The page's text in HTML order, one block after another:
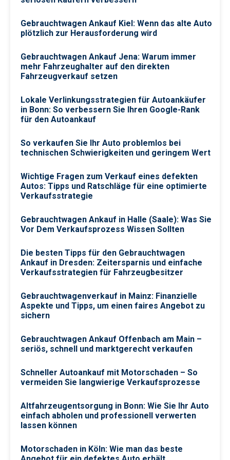
Gebrauchtwagen Ankauf Kiel: Wenn das alte Auto
plötzlich zur Herausforderung wird
Gebrauchtwagen Ankauf Jena: Warum immer
mehr Fahrzeughalter auf den direkten
Fahrzeugverkauf setzen
Lokale Verlinkungsstrategien für Autoankäufer
in Bonn: So verbessern Sie Ihren Google-Rank
für den Autoankauf
So verkaufen Sie Ihr Auto problemlos bei
technischen Schwierigkeiten und geringem Wert
Wichtige Fragen zum Verkauf eines defekten
Autos: Tipps und Ratschläge für eine optimierte
Verkaufsstrategie
Gebrauchtwagen Ankauf in Halle (Saale): Was Sie
Vor Dem Verkaufsprozess Wissen Sollten
Die besten Tipps für den Gebrauchtwagen
Ankauf in Dresden: Zeitersparnis und einfache
Verkaufsstrategien für Fahrzeugbesitzer
Gebrauchtwagenverkauf in Mainz: Finanzielle
Aspekte und Tipps, um einen faires Angebot zu
sichern
Gebrauchtwagen Ankauf Offenbach am Main –
seriös, schnell und marktgerecht verkaufen
Schneller Autoankauf mit Motorschaden – So
vermeiden Sie langwierige Verkaufsprozesse
Altfahrzeugentsorgung in Bonn: Wie Sie Ihr Auto
einfach abholen und professionell verwerten
lassen können
Motorschaden in Köln: Wie man das beste